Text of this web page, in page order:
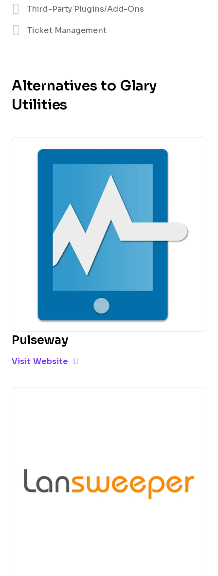
Third-Party Plugins/Add-Ons
Ticket Management
Alternatives to Glary
Utilities
Pulseway
Visit Website Opens New Window